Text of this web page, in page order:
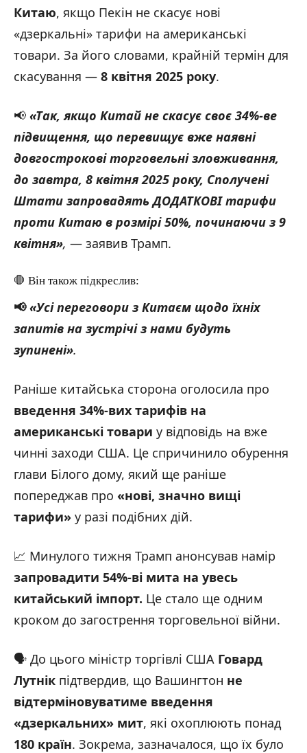
Китаю, якщо Пекін не скасує нові
«дзеркальні» тарифи на американські
товари. За його словами, крайній термін для
скасування — 8 квітня 2025 року.
📢 «Так, якщо Китай не скасує своє 34%-ве
підвищення, що перевищує вже наявні
довгострокові торговельні зловживання,
до завтра, 8 квітня 2025 року, Сполучені
Штати запровадять ДОДАТКОВІ тарифи
проти Китаю в розмірі 50%, починаючи з 9
квітня», — заявив Трамп.
🛑 Він також підкреслив:
📢«Усі переговори з Китаєм щодо їхніх
запитів на зустрічі з нами будуть
зупинені».
Раніше китайська сторона оголосила про
введення 34%-вих тарифів на
американські товари у відповідь на вже
чинні заходи США. Це спричинило обурення
глави Білого дому, який ще раніше
попереджав про «нові, значно вищі
тарифи» у разі подібних дій.
📈 Минулого тижня Трамп анонсував намір
запровадити 54%-ві мита на увесь
китайський імпорт. Це стало ще одним
кроком до загострення торговельної війни.
🗣️ До цього міністр торгівлі США Говард
Лутнік підтвердив, що Вашингтон не
відтерміновуватиме введення
«дзеркальних» мит, які охоплюють понад
180 країн. Зокрема, зазначалося, що їх було